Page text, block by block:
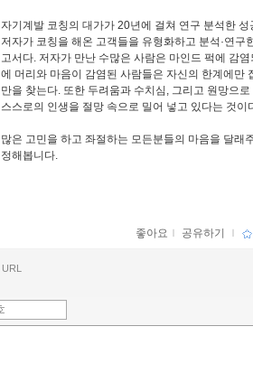
자기계발 코칭의 대가가 20년에 걸쳐 연구 분석한
저자가 코칭을 해온 고객들을 유형화하고 분석·연구
고서다. 저자가 만난 수많은 사람은 마인드 퍽에 감
에 머리와 마음이 감염된 사람들은 자신의 한계에만
만을 찾는다. 또한 두려움과 수치심, 그리고 원망으
스스로의 인생을 절망 속으로 밀어 넣고 있다는 것이
많은 고민을 하고 좌절하는 모든분들의 마음을 달래
정해봅니다.
좋아요 ｌ 공유하기 ｌ
URL